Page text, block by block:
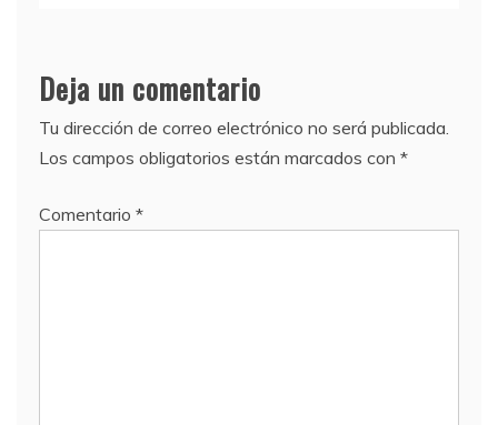
Deja un comentario
Tu dirección de correo electrónico no será publicada.
Los campos obligatorios están marcados con *
Comentario *